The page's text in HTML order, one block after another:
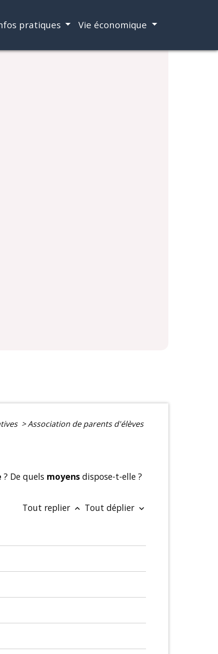
pratiques Vie économique
>Association de parents d'élèves
? De quels moyens dispose-t-elle ?
Tout replier keyboard_arrow_up Tout déplier keyboard_arrow_down